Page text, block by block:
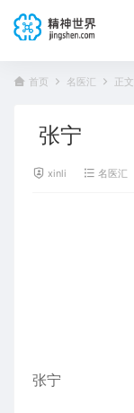
首页 名医汇 正文
张宁
xinli 名医汇
张宁